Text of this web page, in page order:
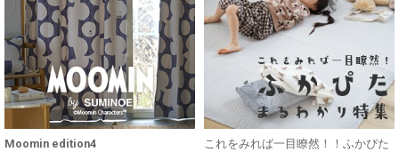
Moomin edition4
これをみれば一目瞭然！！ふかぴた